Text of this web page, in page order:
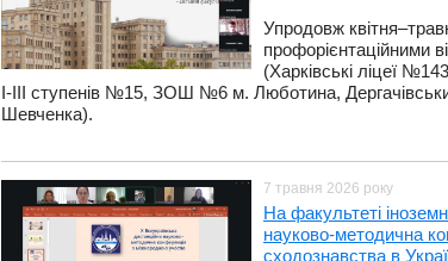
Упродовж
профорієнтаційними
(Харківські ліцеї
І-ІІІ ступенів №15, ЗОШ №6 м. Люботина,
Шевченка).
7 травня 2026 року
На факультеті
науково-методична
сходознавства в